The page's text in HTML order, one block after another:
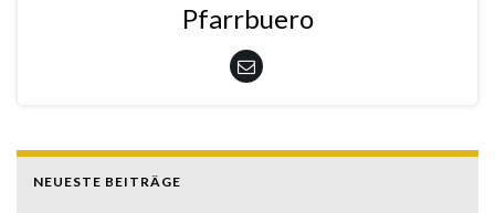
Pfarrbuero
NEUESTE BEITRÄGE